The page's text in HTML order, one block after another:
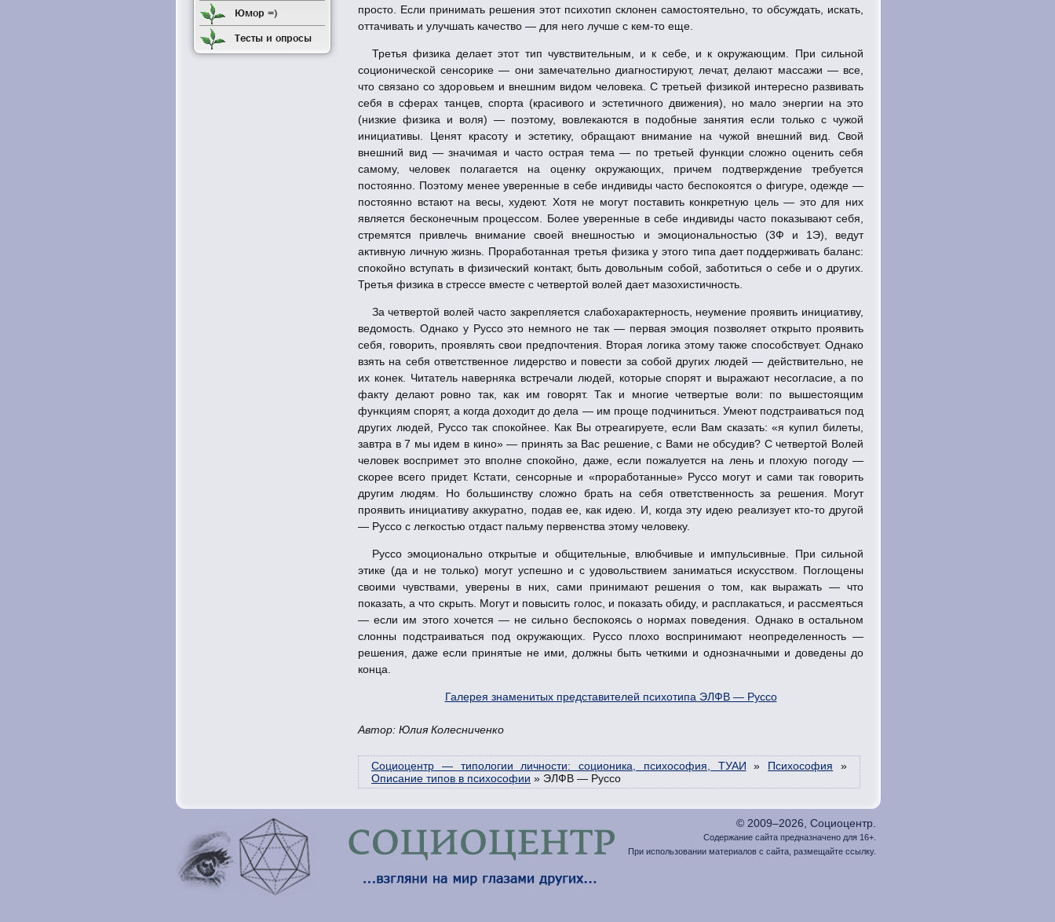
просто. Если принимать решения этот психотип склонен самостоятельно, то обсуждать, искать,
оттачивать и улучшать качество — для него лучше с кем-то еще.
Третья физика делает этот тип чувствительным, и к себе, и к окружающим. При сильной
соционической сенсорике — они замечательно диагностируют, лечат, делают массажи — все,
что связано со здоровьем и внешним видом человека. С третьей физикой интересно развивать
себя в сферах танцев, спорта (красивого и эстетичного движения), но мало энергии на это
(низкие физика и воля) — поэтому, вовлекаются в подобные занятия если только с чужой
инициативы. Ценят красоту и эстетику, обращают внимание на чужой внешний вид. Свой
внешний вид — значимая и часто острая тема — по третьей функции сложно оценить себя
самому, человек полагается на оценку окружающих, причем подтверждение требуется
постоянно. Поэтому менее уверенные в себе индивиды часто беспокоятся о фигуре, одежде —
постоянно встают на весы, худеют. Хотя не могут поставить конкретную цель — это для них
является бесконечным процессом. Более уверенные в себе индивиды часто показывают себя,
стремятся привлечь внимание своей внешностью и эмоциональностью (3Ф и 1Э), ведут
активную личную жизнь. Проработанная третья физика у этого типа дает поддерживать баланс:
спокойно вступать в физический контакт, быть довольным собой, заботиться о себе и о других.
Третья физика в стрессе вместе с четвертой волей дает мазохистичность.
За четвертой волей часто закрепляется слабохарактерность, неумение проявить инициативу,
ведомость. Однако у Руссо это немного не так — первая эмоция позволяет открыто проявить
себя, говорить, проявлять свои предпочтения. Вторая логика этому также способствует. Однако
взять на себя ответственное лидерство и повести за собой других людей — действительно, не
их конек. Читатель наверняка встречали людей, которые спорят и выражают несогласие, а по
факту делают ровно так, как им говорят. Так и многие четвертые воли: по вышестоящим
функциям спорят, а когда доходит до дела — им проще подчиниться. Умеют подстраиваться под
других людей, Руссо так спокойнее. Как Вы отреагируете, если Вам сказать: «я купил билеты,
завтра в 7 мы идем в кино» — принять за Вас решение, с Вами не обсудив? С четвертой Волей
человек воспримет это вполне спокойно, даже, если пожалуется на лень и плохую погоду —
скорее всего придет. Кстати, сенсорные и «проработанные» Руссо могут и сами так говорить
другим людям. Но большинству сложно брать на себя ответственность за решения. Могут
проявить инициативу аккуратно, подав ее, как идею. И, когда эту идею реализует кто-тодругой
— Руссо с легкостью отдаст пальму первенства этому человеку.
Руссо эмоционально открытые и общительные, влюбчивые и импульсивные. При сильной
этике (да и не только) могут успешно и с удовольствием заниматься искусством. Поглощены
своими чувствами, уверены в них, сами принимают решения о том, как выражать — что
показать, а что скрыть. Могут и повысить голос, и показать обиду, и расплакаться, и рассмеяться
— если им этого хочется — не сильно беспокоясь о нормах поведения. Однако в остальном
слонны подстраиваться под окружающих. Руссо плохо воспринимают неопределенность —
решения, даже если принятые не ими, должны быть четкими и однозначными и доведены до
конца.
Галерея знаменитых представителей психотипа ЭЛФВ — Руссо
Автор: Юлия Колесниченко
Социоцентр — типологии личности: соционика, психософия, ТУАИ » Психософия »
Описание типов в психософии » ЭЛФВ — Руссо
Юмор =)
Тесты и опросы
© 2009–2026, Социоцентр.
Содержание сайта предназначено для 16+.
При использовании материалов с сайта, размещайте ссылку.